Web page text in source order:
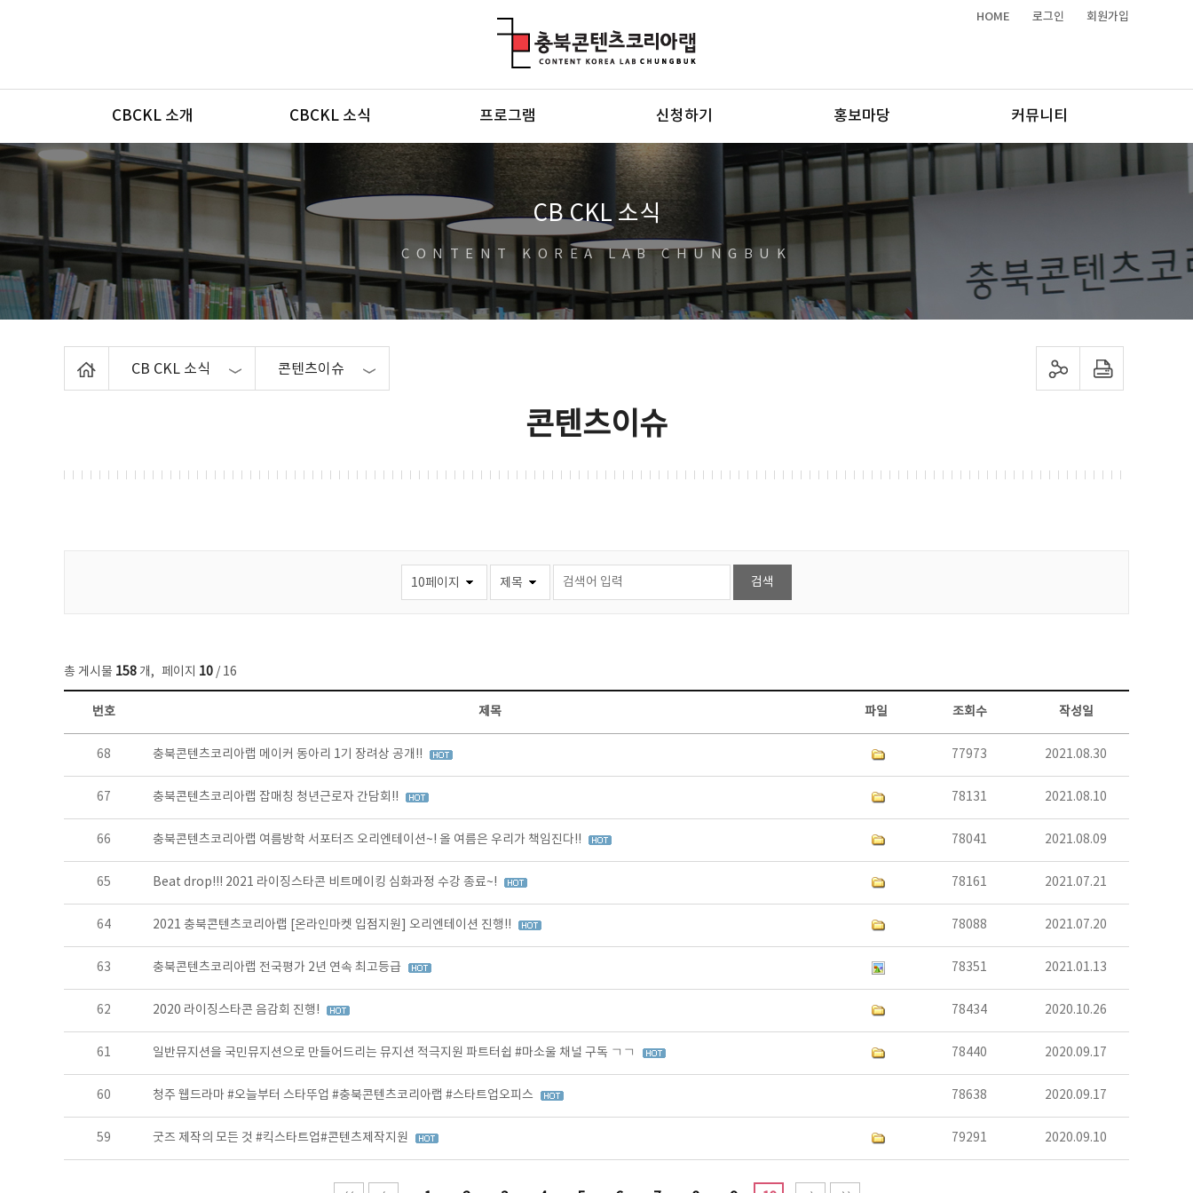
HOME 로그인 회원가입
메뉴
CBCKL 소개 CBCKL 소식 프로그램 신청하기 홍보마당 커뮤니티
CB CKL 소식
CONTENT KOREA LAB CHUNGBUK
CB CKL 소식 콘텐츠이슈 sns 공유하기 프린트하기
콘텐츠이슈
총 게시물 158 개, 페이지 10 / 16
콘텐츠이슈 목록 - 번호, 제목, 작성자, 파일, 조회수, 작성일 정보 제공
번호 제목 파일 조회수 작성일
68 충북콘텐츠코리아랩 메이커 동아리 1기 장려상 공개!! 77973 2021.08.30
67 충북콘텐츠코리아랩 잡매칭 청년근로자 간담회!! 78131 2021.08.10
66 충북콘텐츠코리아랩 여름방학 서포터즈 오리엔테이션~! 올 여름은 우리가 책임진다!! 78041 2021.08.09
65 Beat drop!!! 2021 라이징스타콘 비트메이킹 심화과정 수강 종료~! 78161 2021.07.21
64 2021 충북콘텐츠코리아랩 [온라인마켓 입점지원] 오리엔테이션 진행!! 78088 2021.07.20
63 충북콘텐츠코리아랩 전국평가 2년 연속 최고등급 78351 2021.01.13
62 2020 라이징스타콘 음감회 진행! 78434 2020.10.26
61 일반뮤지션을 국민뮤지션으로 만들어드리는 뮤지션 적극지원 파트터쉽 #마소울 채널 구독 ㄱㄱ 78440 2020.09.17
60 청주 웹드라마 #오늘부터 스타뚜업 #충북콘텐츠코리아랩 #스타트업오피스 78638 2020.09.17
59 굿즈 제작의 모든 것 #킥스타트업#콘텐츠제작지원 79291 2020.09.10